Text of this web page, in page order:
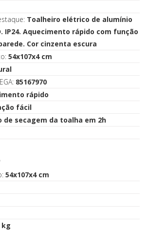
Toalheiro elétrico de alumínio
IP24. Aquecimento rápido com função
Cor cinzenta escura
54x107x4 cm
85167970
rápido
fácil
de secagem da toalha em 2h
54x107x4 cm
kg